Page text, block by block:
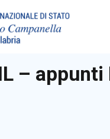
–